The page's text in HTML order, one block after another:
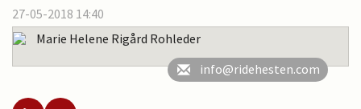
27-05-2018 14:40
Marie Helene Rigård Rohleder
info@ridehesten.com